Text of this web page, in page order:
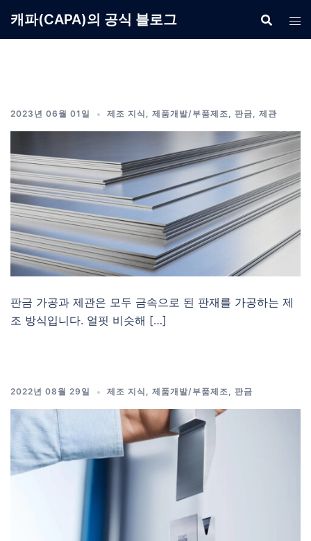
캐파(CAPA)의 공식 블로그
2023년 06월 01일 제조 지식 , 제품개발/부품제조, 판금, 제관
판금 가공과 제관은 모두 금속으로 된 판재를 가공하는 제
조 방식입니다. 얼핏 비슷해 […]
2022년 08월 29일 제조 지식 , 제품개발/부품제조, 판금